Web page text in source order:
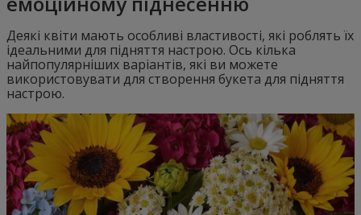
Деякі квіти мають особливі властивості, які роблять їх
ідеальними для підняття настрою. Ось кілька
найпопулярніших варіантів, які ви можете
використовувати для створення букета для підняття
настрою.